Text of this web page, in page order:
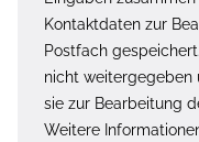
Kontaktdaten zur
Postfach
nicht weitergegeben
sie zur Bearbeitung
Weitere